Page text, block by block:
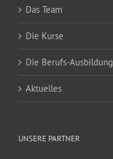
Das Team
Die Kurse
Die Berufs-Ausbildung
Aktuelles
UNSERE PARTNER